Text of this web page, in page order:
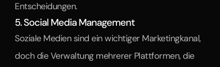
Entscheidungen.
5. Social Media Management
Soziale Medien sind ein wichtiger Marketingkanal,
doch die Verwaltung mehrerer Plattformen, die